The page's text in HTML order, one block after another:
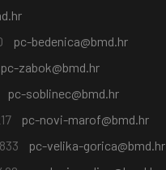
pc-bedenica@bmd.hr
pc-zabok@bmd.hr
pc-soblinec@bmd.hr
pc-novi-marof@bmd.hr
pc-velika-gorica@bmd.hr